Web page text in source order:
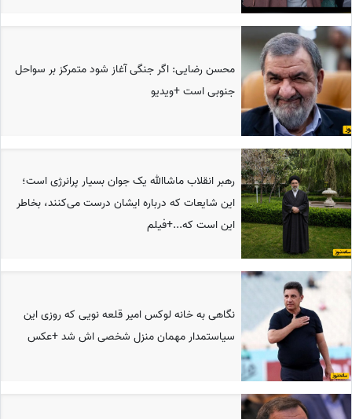
محسن رضایی: اگر جنگی آغاز شود متمرکز بر سواحل
جنوبی است +ویدیو
رهبر انقلاب ماشاالله یک جوان بسیار پرانرژی است؛
این شایعات که درباره ایشان درست می‌کنند، بخاطر
این است که...+فیلم
نگاهی به خانه لوکس امیر قلعه نویی که روزی این
سیاستمدار مهمان منزل شخصی اش شد +عکس